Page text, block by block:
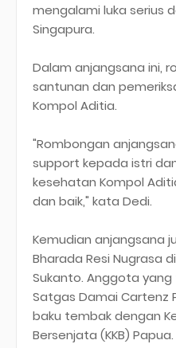
mengalami luka serius
Singapura.
Dalam anjangsana ini,
santunan dan
Kompol Aditia.
"Rombongan
support kepada istri
kesehatan Kompol
dan baik," kata Dedi.
Kemudian anjangsana
Bharada Resi Nugrasa
Sukanto. Anggota
Satgas Damai Cartenz
baku tembak dengan
Bersenjata (KKB) Papua.